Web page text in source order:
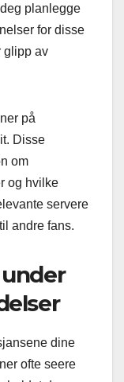
planlegge
for disse
glipp av
på
Disse
om
og hvilke
servere
andre fans.
dine
ofte seere